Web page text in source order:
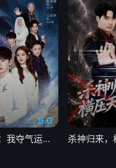
5.0
因果系统：我夺气运救苍生